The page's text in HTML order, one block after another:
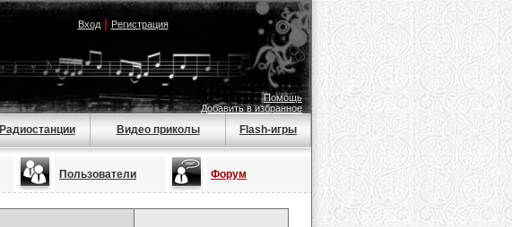
Вход| Регистрация
Помощь
Добавить в избранное
Радиостанции Видео приколы Flash-игры
Пользователи Форум